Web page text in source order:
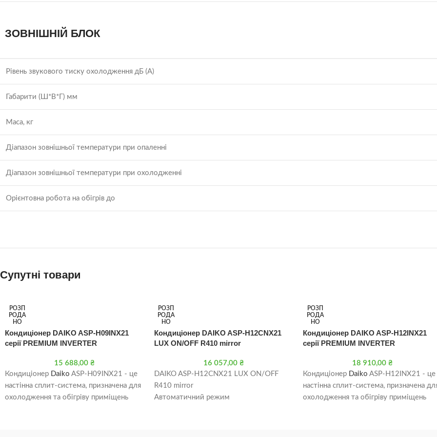
ЗОВНІШНІЙ БЛОК
Рівень звукового тиску охолодження дБ (А)
Габарити (Ш*В*Г) мм
Маса, кг
Діапазон зовнішньої температури при опаленні
Діапазон зовнішньої температури при охолодженні
Орієнтовна робота на обігрів до
Супутні товари
РОЗП
РОДА
НО
Кондиціонер DAIKO ASP-H09INX21
серії PREMIUM INVERTER
15 688,00₴
Кондиціонер Daiko ASP-H09INX21 - це
настінна сплит-система, призначена для
охолодження та обігріву приміщень
РОЗП
РОДА
НО
Кондиціонер DAIKO ASP-H12CNX21
LUX ON/OFF R410 mirror
16 057,00 ₴
DAIKO ASP-H12CNX21 LUX ON/OFF
R410 mirror
Автоматичний режим
РОЗП
РОДА
НО
Кондиціонер DAIKO ASP-H12INX21
серії PREMIUM INVERTER
18 910,00₴
Кондиціонер Daiko ASP-H12INX21 - це
настінна сплит-система, призначена
охолодження та обігріву приміщень